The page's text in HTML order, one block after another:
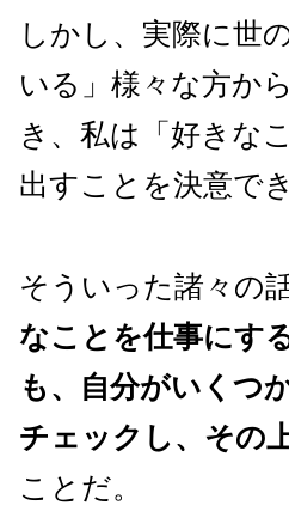
しかし、実際に世
いる」様々な方か
き、私は「好きな
出すことを決意でき
そういった諸々の
なことを仕事にす
も、自分がいくつ
チェックし、その
ことだ。